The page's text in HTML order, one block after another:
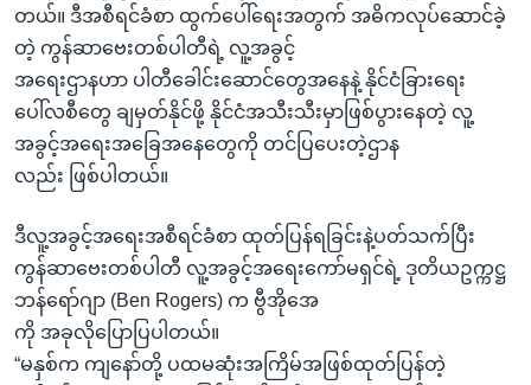
ရန်
တယ်။ ဒီအစီရင်ခံစာ ထွက်ပေါ်ရေးအတွက် အဓိကလုပ်ဆောင်ခဲ့
တဲ့ ကွန်ဆာဗေးတစ်ပါတီရဲ့ လူ့အခွင့်
အရေးဌာနဟာ ပါတီခေါင်းဆောင်တွေအနေနဲ့ နိုင်ငံခြားရေး
ပေါ်လစီတွေ ချမှတ်နိုင်ဖို့ နိုင်ငံအသီးသီးမှာဖြစ်ပွားနေတဲ့ လူ့
အခွင့်အရေးအခြေအနေတွေကို တင်ပြပေးတဲ့ဌာန
လည်း ဖြစ်ပါတယ်။
ဒီလူ့အခွင့်အရေးအစီရင်ခံစာ ထုတ်ပြန်ရခြင်းနဲ့ပတ်သက်ပြီး
ကွန်ဆာဗေးတစ်ပါတီ လူ့အခွင့်အရေးကော်မရှင်ရဲ့ ဒုတိယဥက္ကဋ္ဌ
ဘန်ရော်ဂျာ (Ben Rogers) က ဗွီအိုအေ
ကို အခုလိုပြောပြပါတယ်။
“မနှစ်က ကျနော်တို့ ပထမဆုံးအကြိမ်အဖြစ်ထုတ်ပြန်တဲ့